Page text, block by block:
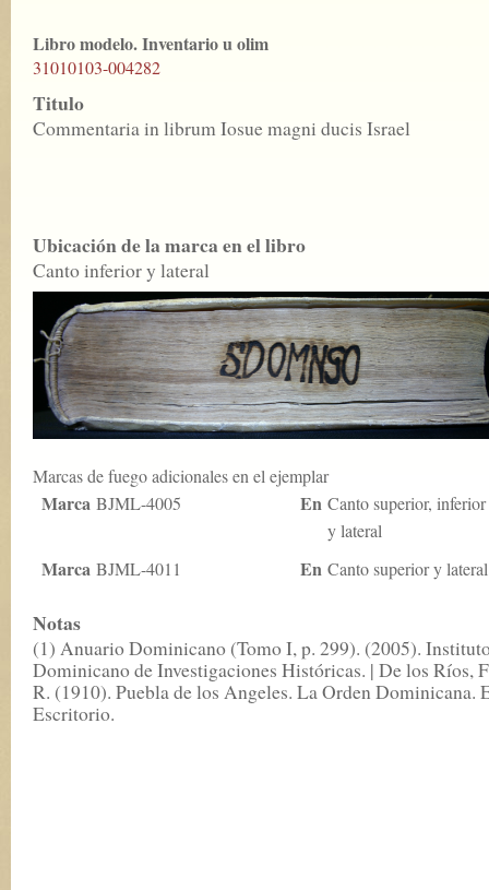
Libro modelo. Inventario u olim
31010103-004282
Titulo
Commentaria in librum Iosue magni ducis Israel
Ubicación de la marca en el libro
Canto inferior y lateral
Marcas de fuego adicionales en el ejemplar
Marca BJML-4005 En Canto superior, inferior
y lateral
Marca BJML-4011 En Canto superior y lateral
Notas
(1) Anuario Dominicano (Tomo I, p. 299). (2005).
Dominicano de Investigaciones Históricas. | De los Ríos,
R. (1910). Puebla de los Angeles. La Orden Dominicana.
Escritorio.